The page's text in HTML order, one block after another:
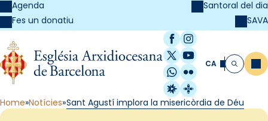
Agenda
Fes un donatiu
Santoral del dia
SAVA
Facebook
Instagram
X / Twitter
YouTube
WhatsApp
Flickr
Radio Estel
Catalunya
CA Cerca
Home Notícies Sant Agustí implora la misericòrdia de Déu